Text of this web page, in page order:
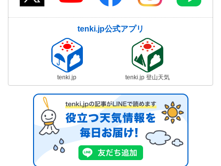
tenki.jp公式アプリ
tenki.jp tenki.jp 登山天気